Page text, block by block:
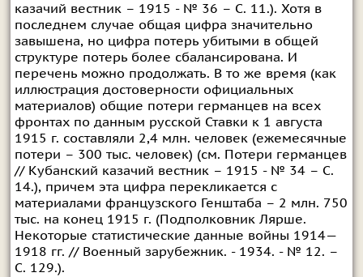
казачий вестник – 1915 - № 36 – С. 11.). Хотя в
последнем случае общая цифра значительно
завышена, но цифра потерь убитыми в общей
структуре потерь более сбалансирована. И
перечень можно продолжать. В то же время (как
иллюстрация достоверности официальных
материалов) общие потери германцев на всех
фронтах по данным русской Ставки к 1 августа
1915 г. составляли 2,4 млн. человек (ежемесячные
потери – 300 тыс. человек) (см. Потери германцев
// Кубанский казачий вестник – 1915 - № 34 – С.
14.), причем эта цифра перекликается с
материалами французского Генштаба – 2 млн. 750
тыс. на конец 1915 г. (Подполковник Лярше.
Некоторые статистические данные войны 1914—
1918 гг. // Военный зарубежник. - 1934. - № 12. –
С. 129.).